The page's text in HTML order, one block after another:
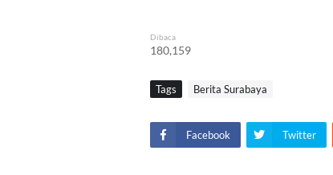
Dibaca
180,159
Tags Berita Surabaya
Facebook Twitter